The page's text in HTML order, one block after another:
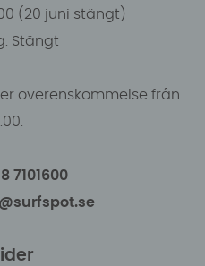
(20 juni stängt)
Stängt
överenskommelse från
7101600